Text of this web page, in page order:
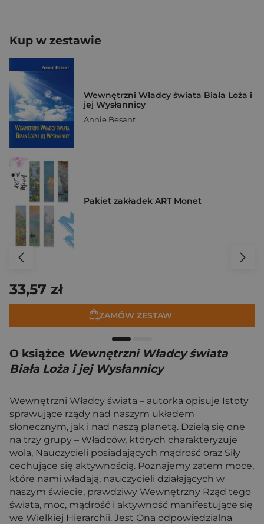
Kup w zestawie
Wewnętrzni Władcy świata Biała Loża i
jej Wysłannicy
Annie Besant
Pakiet zakładek ART Monet
33,57 zł
ZAMÓW ZESTAW
O książce Wewnętrzni Władcy świata
Biała Loża i jej Wysłannicy
Wewnętrzni Władcy świata – autorka opisuje Istoty
sprawujące rządy nad naszym układem
słonecznym, jak i nad naszą planetą. Dzielą się one
na trzy grupy – Władców, których charakteryzuje
wola, Nauczycieli posiadających mądrość oraz Siły
cechujące się aktywnością. Poznajemy zatem moce,
które nami władają, nauczycieli działających w
naszym świecie, prawdziwy Wewnętrzny Rząd tego
świata, moc, mądrość i aktywność manifestujące się
we Wielkiej Hierarchii. Jest Ona odpowiedzialna